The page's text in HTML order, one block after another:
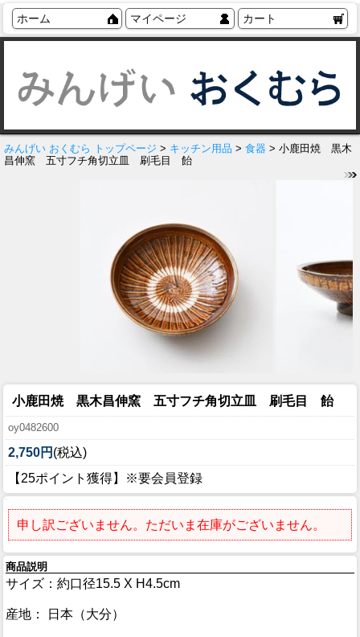
ホーム マイページ カート
みんげい おくむら トップページ > キッチン用品 > 食器 > 小鹿田焼 黒木
昌伸窯 五寸フチ角切立皿 刷毛目 飴
小鹿田焼 黒木昌伸窯 五寸フチ角切立皿 刷毛目 飴
oy0482600
2,750円 (税込)
【25ポイント獲得】※要会員登録
申し訳ございません。ただいま在庫がございません。
商品説明
サイズ：約口径15.5 X H4.5cm
産地： 日本（大分）